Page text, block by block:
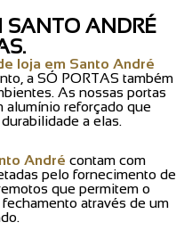
SANTO ANDRÉ
loja em Santo André
a SÓ PORTAS também
As nossas portas
alumínio reforçado que
a elas.
André contam com
pelo fornecimento de
que permitem o
através de um